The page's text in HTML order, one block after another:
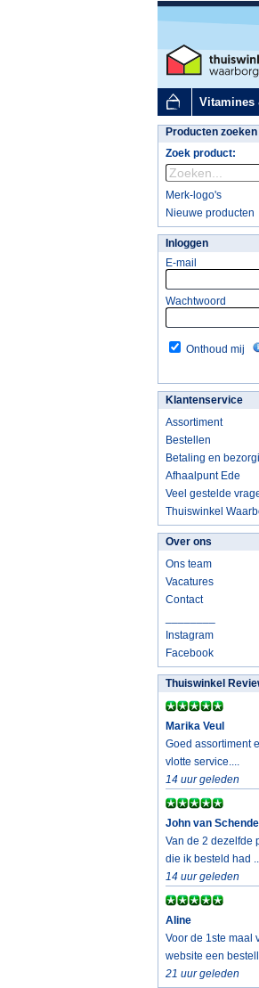
Vitamines
Producten zoeken
Zoek product:
Merk-logo's
Nieuwe producten
Inloggen
E-mail
Wachtwoord
Onthoud mij
Klantenservice
Assortiment
Bestellen
Betaling en
Afhaalpunt Ede
Veel gestelde
Thuiswinkel
Over ons
Ons team
Vacatures
Contact
Instagram
Facebook
Thuiswinkel
Marika Veul
Goed assortiment
vlotte service....
14 uur geleden
John van Schendel
Van de 2 dezelfde
die ik besteld had
14 uur geleden
Aline
Voor de 1ste maal
website een
21 uur geleden